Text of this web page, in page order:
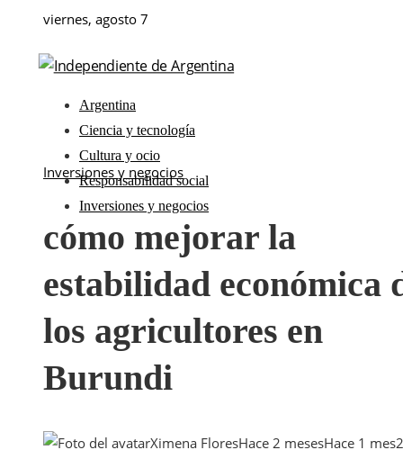
viernes, agosto 7
Argentina
Ciencia y tecnología
Cultura y ocio
Responsabilidad social
Inversiones y negocios
Inversiones y negocios
cómo mejorar la
estabilidad económica
los agricultores en
Burundi
Ximena FloresHace 2 mesesHace 1 mes